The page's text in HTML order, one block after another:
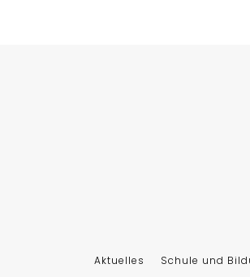
Aktuelles Schule und